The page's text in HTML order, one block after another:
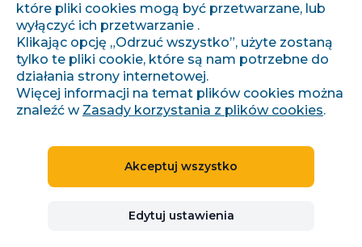
Úvod ›Artykuły i informacje›Co je GLAMI?
które pliki cookies mogą być przetwarzane, lub
wyłączyć ich przetwarzanie .
Klikając opcję „Odrzuć wszystko”, użyte zostaną
tylko te pliki cookie, które są nam potrzebne do
działania strony internetowej.
Więcej informacji na temat plików cookies można
znaleźć w Zasady korzystania z plików cookies.
Akceptuj wszystko
Edytuj ustawienia